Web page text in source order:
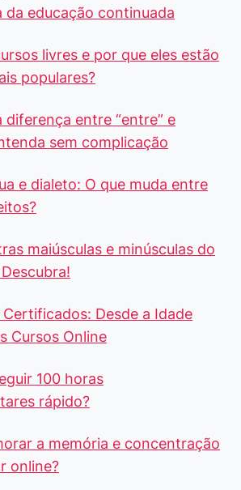
da educação continuada
livres e por que eles estão
populares?
diferença entre “entre” e
sem complicação
e dialeto: O que muda entre
maiúsculas e minúsculas do
Desde a Idade
Cursos Online
100 horas
rápido?
a memória e concentração
online?